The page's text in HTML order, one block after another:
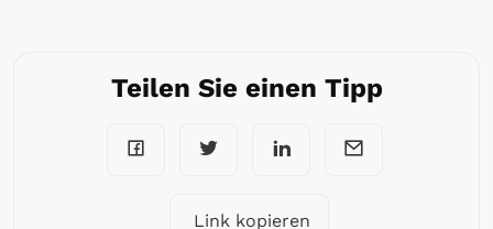
Teilen Sie einen Tipp
Link kopieren